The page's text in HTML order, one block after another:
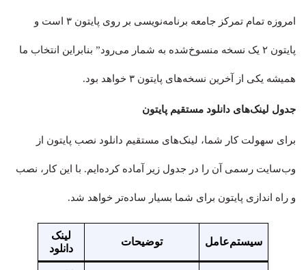
امروزه تمام تمرکز جامعه برنامه‌نویسی بر روی پایتون ۳ است و
پایتون ۲ یک نسخه منسوخ‌شده به شمار می‌رود” بنابراین انتخاب ما
همیشه یکی از آخرین نسخه‌های پایتون ۳ خواهد بود.
جدول لینک‌های دانلود مستقیم پایتون
برای سهولت کار شما، لینک‌های مستقیم دانلود نصب پایتون از
وب‌سایت رسمی آن را در جدول زیر آماده کرده‌ایم. با این کار، نصب
و راه اندازی پایتون برای شما بسیار ساده‌تر خواهد شد.
سیستم‌عامل توضیحات
لینک
دانلود